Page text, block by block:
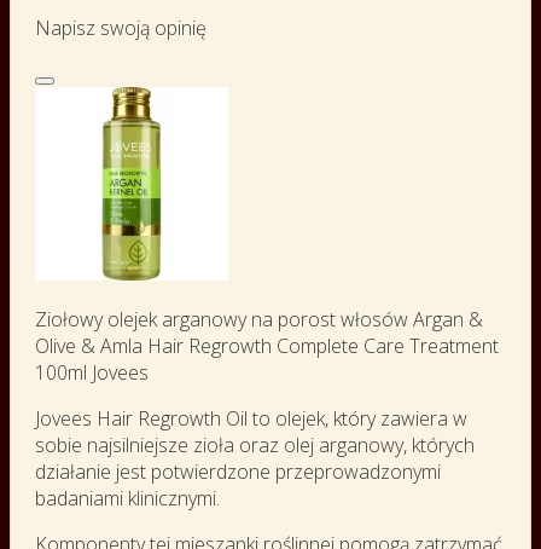
Napisz swoją opinię
Ziołowy olejek arganowy na porost włosów Argan &
Olive & Amla Hair Regrowth Complete Care Treatment
100ml Jovees
Jovees Hair Regrowth Oil to olejek, który zawiera w
sobie najsilniejsze zioła oraz olej arganowy, których
działanie jest potwierdzone przeprowadzonymi
badaniami klinicznymi.